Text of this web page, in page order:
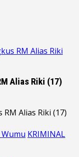
RM Alias Riki
Alias Riki (17)
KRIMINAL